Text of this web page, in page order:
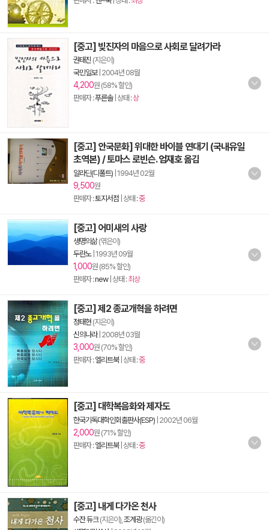
[중고] 빚진자의 마음으로 사회로 달려가라
권태진 (지은이)
국민일보| 2004년 08월
4,200원 (58% 할인)
판매자 :푸른솔| 상태 :상
[중고] 안국문화] 위대한 바이블 연대기 (국내유일
초역본) / 토마스 로빈슨. 엄재호 옮김
알라딘(디폴트) 1994년 02월
9,500원
판매자 :토지서점 | 상태 :중
[중고] 어미새의 사랑
생명의삶(엮은이)
두란노| 1993년 09월
1,000원 (85% 할인)
판매자 :new| 상태 :최상
[중고] 제2 종교개혁을 하려면
정태현 (지은이)
신의나라| 2008년 03월
3,000원 (70% 할인)
판매자 :엘리트북| 상태 :중
[중고] 대학복음화와 제자도
한국기독대학인회출판사(ESP) 2002년 06월
2,000원 (71% 할인)
판매자 :엘리트북| 상태 :중
[중고] 내게 다가온 천사
수잔 듀크(지은이), 조계광(옮긴이)